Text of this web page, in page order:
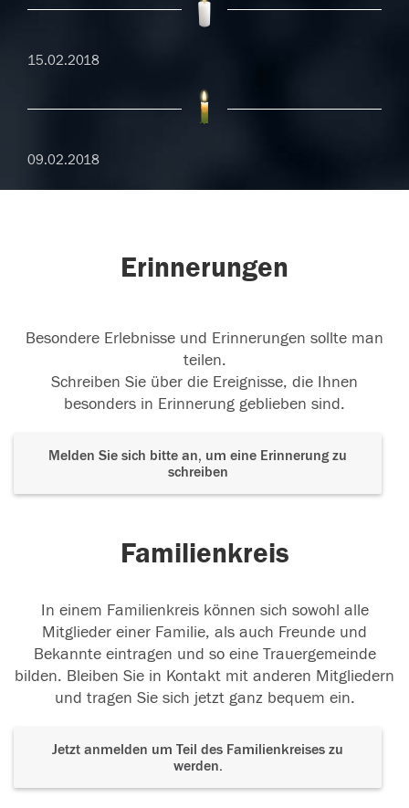
15.02.2018
09.02.2018
Erinnerungen
Besondere Erlebnisse und Erinnerungen sollte man
teilen.
Schreiben Sie über die Ereignisse, die Ihnen
besonders in Erinnerung geblieben sind.
Melden Sie sich bitte an, um eine Erinnerung zu
schreiben
Familienkreis
In einem Familienkreis können sich sowohl alle
Mitglieder einer Familie, als auch Freunde und
Bekannte eintragen und so eine Trauergemeinde
bilden. Bleiben Sie in Kontakt mit anderen Mitgliedern
und tragen Sie sich jetzt ganz bequem ein.
Jetzt anmelden um Teil des Familienkreises zu
werden.